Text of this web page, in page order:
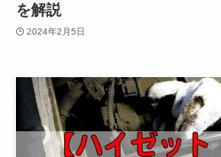
を解説
2024年2月5日